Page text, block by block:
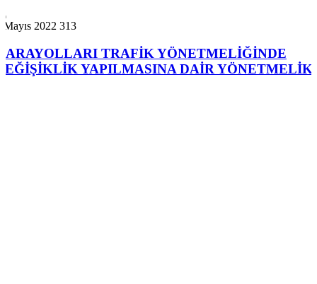
Mayıs 2022 313
TRAFİK YÖNETMELİĞİNDE
YAPILMASINA DAİR YÖNETMELİK